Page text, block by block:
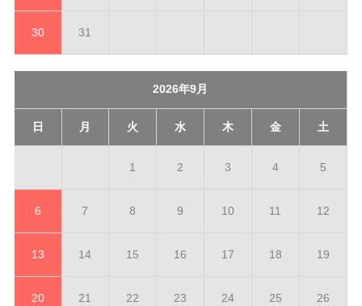
30 31
2026年9月
日 月 火 水 木 金 土
1 2 3 4 5
6 7 8 9 10 11 12
13 14 15 16 17 18 19
20 21 22 23 24 25 26